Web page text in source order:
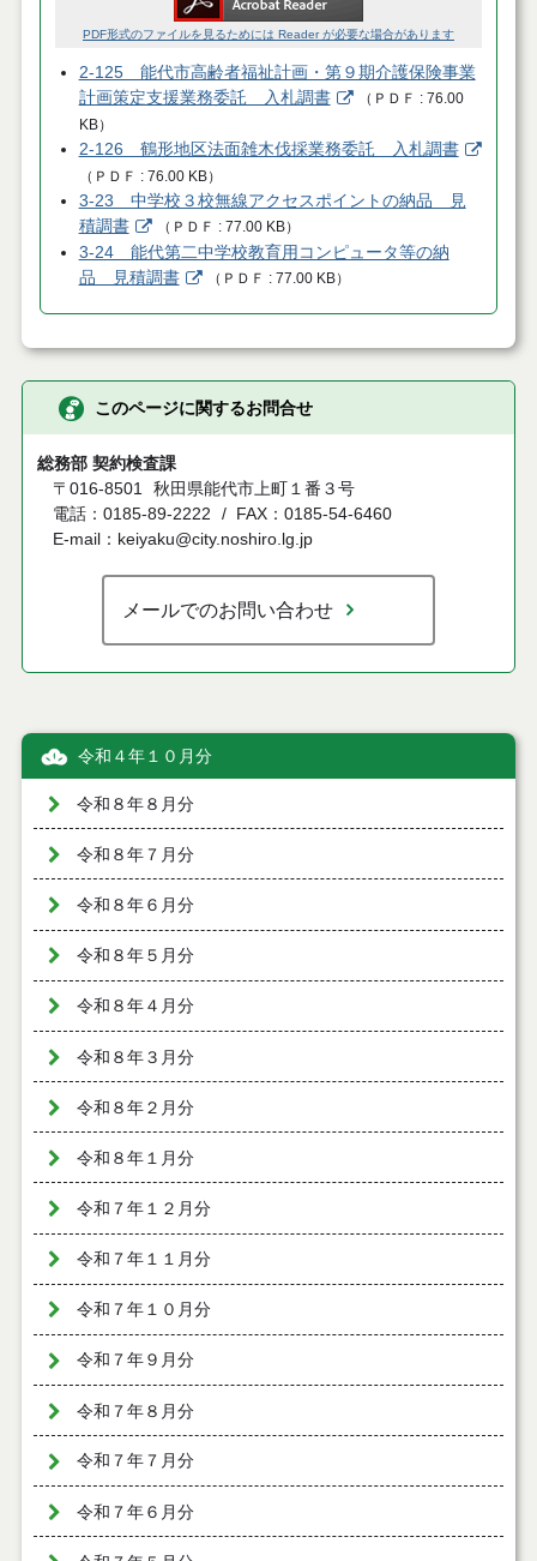
PDF形式のファイルを見るためには Reader が必要な場合があります
2-125 能代市高齢者福祉計画・第９期介護保険事業
計画策定支援業務委託 入札調書
（ ＰＤＦ
76.00
KB）
2-126 鶴形地区法面雑木伐採業務委託 入札調書
（ ＰＤＦ 76.00 KB）
3-23 中学校３校無線アクセスポイントの納品 見
積調書
（ ＰＤＦ 77.00 KB）
3-24 能代第二中学校教育用コンピュータ等の納
品 見積調書
（ ＰＤＦ 77.00 KB）
このページに関するお問合せ
総務部 契約検査課
〒016-8501
秋田県能代市上町１番３号
電話：0185-89-2222
FAX：0185-54-6460
E-mail：keiyaku@city.noshiro.lg.jp
メールでのお問い合わせ
令和４年１０月分
令和８年８月分
令和８年７月分
令和８年６月分
令和８年５月分
令和８年４月分
令和８年３月分
令和８年２月分
令和８年１月分
令和７年１２月分
令和７年１１月分
令和７年１０月分
令和７年９月分
令和７年８月分
令和７年７月分
令和７年６月分